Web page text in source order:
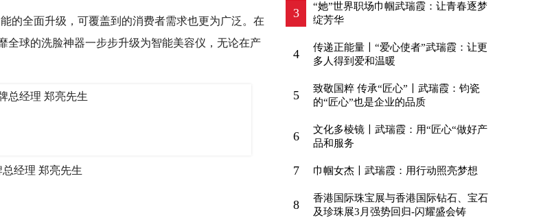
的全面升级，可覆盖到的消费者需求也更为广泛。在
全球的洗脸神器一步步升级为智能美容仪，无论在产
经理 郑亮先生
3
“她”世界职场巾帼武瑞霞：让青春逐梦
绽芳华
4
传递正能量〡“爱心使者”武瑞霞：让更
多人得到爱和温暖
5
致敬国粹 传承“匠心”〡武瑞霞：钧瓷
的“匠心”也是企业的品质
6
文化多棱镜〡武瑞霞：用“匠心“做好产
品和服务
7 巾帼女杰〡武瑞霞：用行动照亮梦想
8
香港国际珠宝展与香港国际钻石、宝石
及珍珠展3月强势回归-闪耀盛会铸